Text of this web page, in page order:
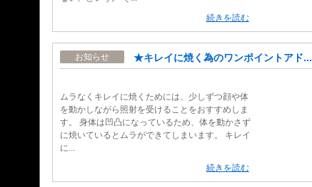
続きを読む
お知らせ ★キレイに焼く為のワンポイントアド...
ムラなくキレイに焼くためには、少しずつ顔や体
を動かしながら照射を受けることをおすすめしま
す。 身体は凹凸になっているため、体を動かさず
に焼いているとムラができてしまいます。 キレイ
に...
続きを読む